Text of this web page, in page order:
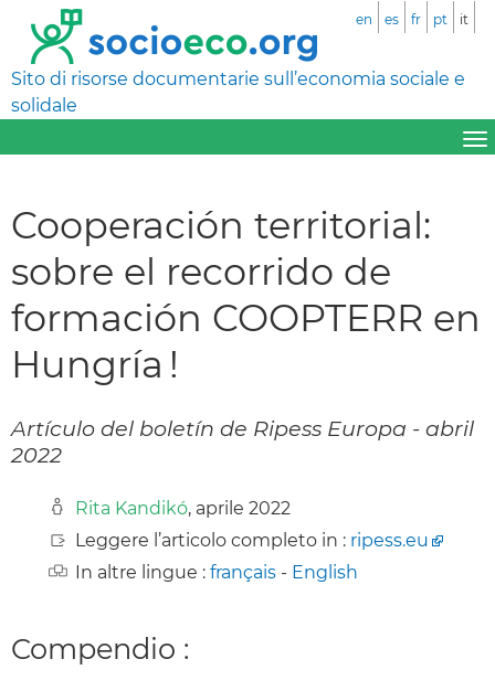
Sito di risorse documentarie sull’economia sociale e
solidale
en es fr pt it
Cooperación territorial:
sobre el recorrido de
formación COOPTERR en
Hungría !
Artículo del boletín de Ripess Europa - abril
2022
Rita Kandikó, aprile 2022
Leggere l’articolo completo in : ripess.eu
In altre lingue : français - English
Compendio :